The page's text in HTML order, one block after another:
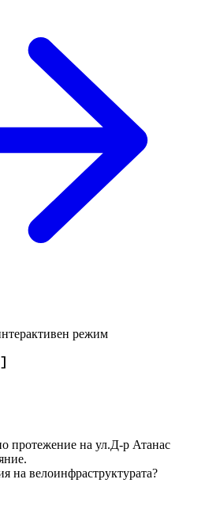
режим
протежение на ул.Д-р Атанас
на велоинфраструктурата?